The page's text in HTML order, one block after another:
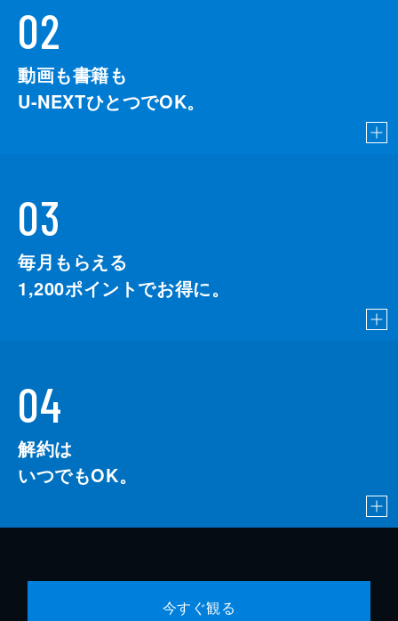
02
動画も書籍も
U-NEXTひとつでOK。
03
毎月もらえる
1,200ポイントでお得に。
04
解約は
いつでもOK。
今すぐ観る